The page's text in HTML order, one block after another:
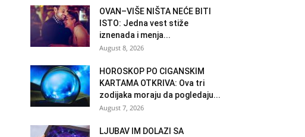
OVAN–VIŠE NIŠTA NEĆE BITI
ISTO: Jedna vest stiže
iznenada i menja...
August 8, 2026
HOROSKOP PO CIGANSKIM
KARTAMA OTKRIVA: Ova tri
zodijaka moraju da pogledaju...
August 7, 2026
LJUBAV IM DOLAZI SA